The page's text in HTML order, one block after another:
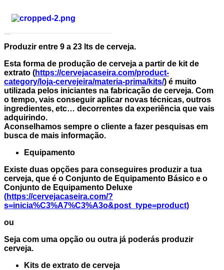
Produzir entre 9 a 23 lts de cerveja.
Esta forma de produção de cerveja a partir de kit de
extrato (https://cervejacaseira.com/product-
category/loja-cervejeira/materia-prima/kits/) é muito
utilizada pelos iniciantes na fabricação de cerveja. Com
o tempo, vais conseguir aplicar novas técnicas, outros
ingredientes, etc… decorrentes da experiência que vais
adquirindo.
Aconselhamos sempre o cliente a fazer pesquisas em
busca de mais informação.
Equipamento
Existe duas opções para conseguires produzir a tua
cerveja, que é o Conjunto de Equipamento Básico e o
Conjunto de Equipamento Deluxe
(https://cervejacaseira.com/?
s=inicia%C3%A7%C3%A3o&post_type=product)
ou
Seja com uma opção ou outra já poderás produzir
cerveja.
Kits de extrato de cerveja